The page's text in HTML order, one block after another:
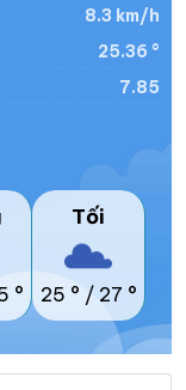
8.3 km/h
25.36 °
7.85
°
Tối
25 ° / 27 °